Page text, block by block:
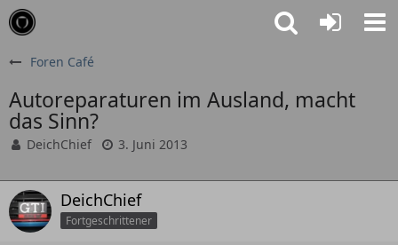
Foren Café
Autoreparaturen im Ausland, macht
das Sinn?
DeichChief 3. Juni 2013
DeichChief
Fortgeschrittener